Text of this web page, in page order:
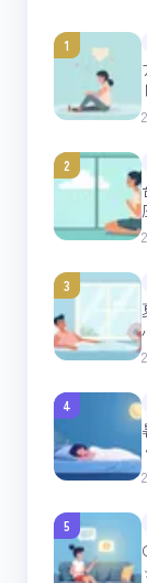
1
2
3
4
5